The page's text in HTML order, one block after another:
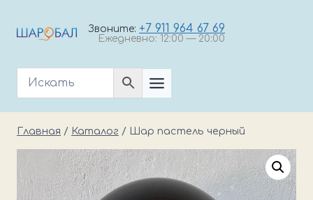
Звоните: +7 911 964 67 69
Ежедневно: 12:00 — 20:00
Главная / Каталог / Шар пастель черный